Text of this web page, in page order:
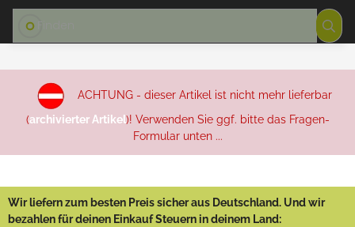
ACHTUNG - dieser Artikel ist nicht mehr lieferbar
(archivierter Artikel)! Verwenden Sie ggf. bitte das Fragen-
Formular unten ...
Wir liefern zum besten Preis sicher aus Deutschland. Und wir
bezahlen für deinen Einkauf Steuern in deinem Land: